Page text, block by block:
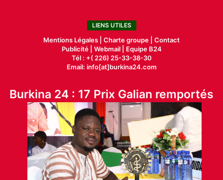
LIENS UTILES
Mentions Légales | Charte groupe | Contact
Publicité| Webmail |
Equipe B24
Tél : +( 226) 25-33-38-30
Email: info[at]burkina24.com
Burkina 24 : 17 Prix Galian remportés